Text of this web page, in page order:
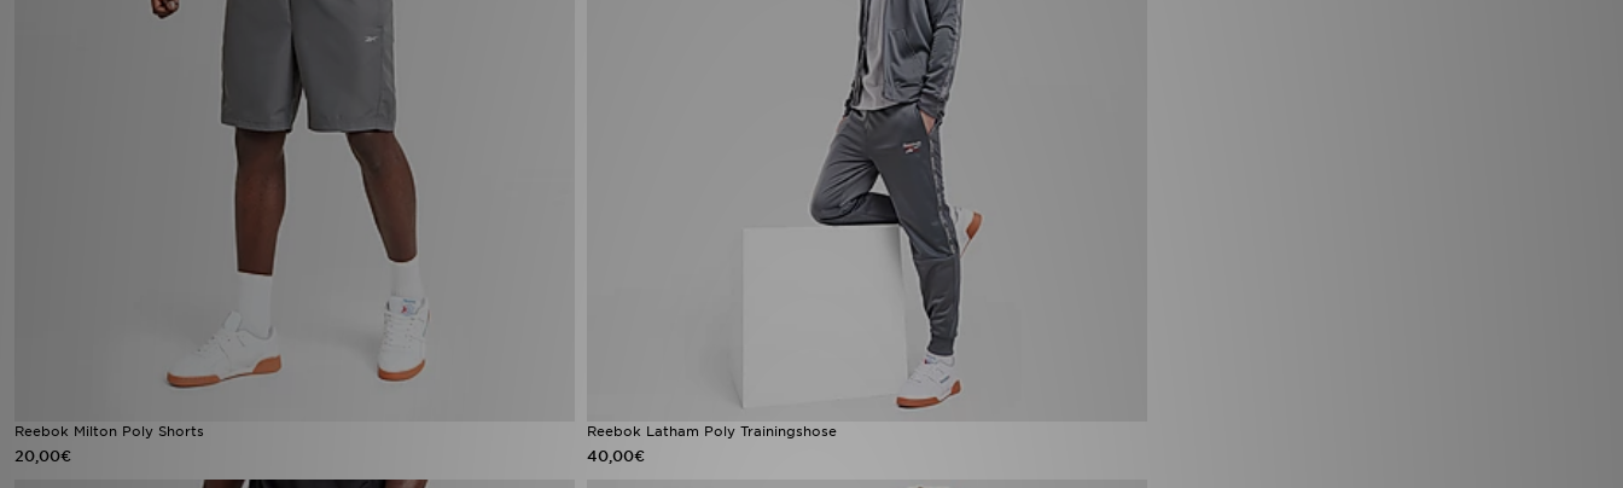
Reebok Milton Poly Shorts
20,00€
Reebok Latham Poly Trainingshose
40,00€